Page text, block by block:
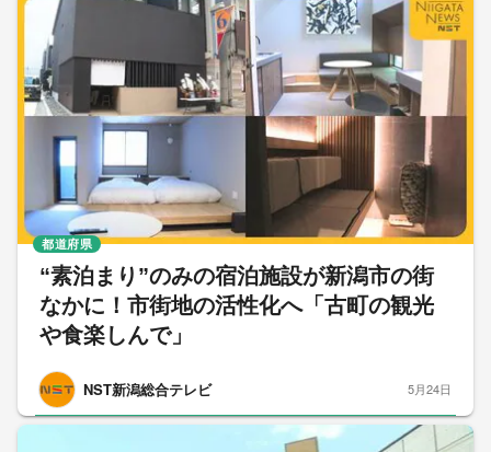
“素泊まり”のみの宿泊施設が新潟市の街
なかに！市街地の活性化へ「古町の観光
や食楽しんで」
NST新潟総合テレビ
都道府県
5月24日